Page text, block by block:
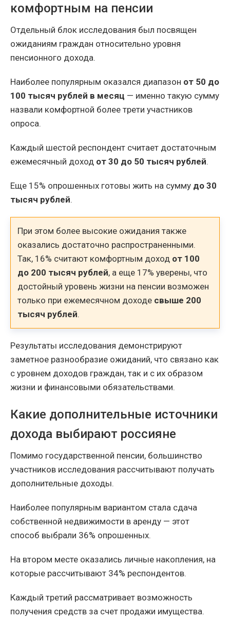
комфортным на пенсии
Отдельный блок исследования был посвящен
ожиданиям граждан относительно уровня
пенсионного дохода.
Наиболее популярным оказался диапазон от 50 до
100 тысяч рублей в месяц — именно такую сумму
назвали комфортной более трети участников
опроса.
Каждый шестой респондент считает достаточным
ежемесячный доход от 30 до 50 тысяч рублей.
Еще 15% опрошенных готовы жить на сумму до 30
тысяч рублей.
При этом более высокие ожидания также
оказались достаточно распространенными.
Так, 16% считают комфортным доход от 100
до 200 тысяч рублей, а еще 17% уверены, что
достойный уровень жизни на пенсии возможен
только при ежемесячном доходе свыше 200
тысяч рублей.
Результаты исследования демонстрируют
заметное разнообразие ожиданий, что связано как
с уровнем доходов граждан, так и с их образом
жизни и финансовыми обязательствами.
Какие дополнительные источники
дохода выбирают россияне
Помимо государственной пенсии, большинство
участников исследования рассчитывают получать
дополнительные доходы.
Наиболее популярным вариантом стала сдача
собственной недвижимости в аренду — этот
способ выбрали 36% опрошенных.
На втором месте оказались личные накопления, на
которые рассчитывают 34% респондентов.
Каждый третий рассматривает возможность
получения средств за счет продажи имущества.